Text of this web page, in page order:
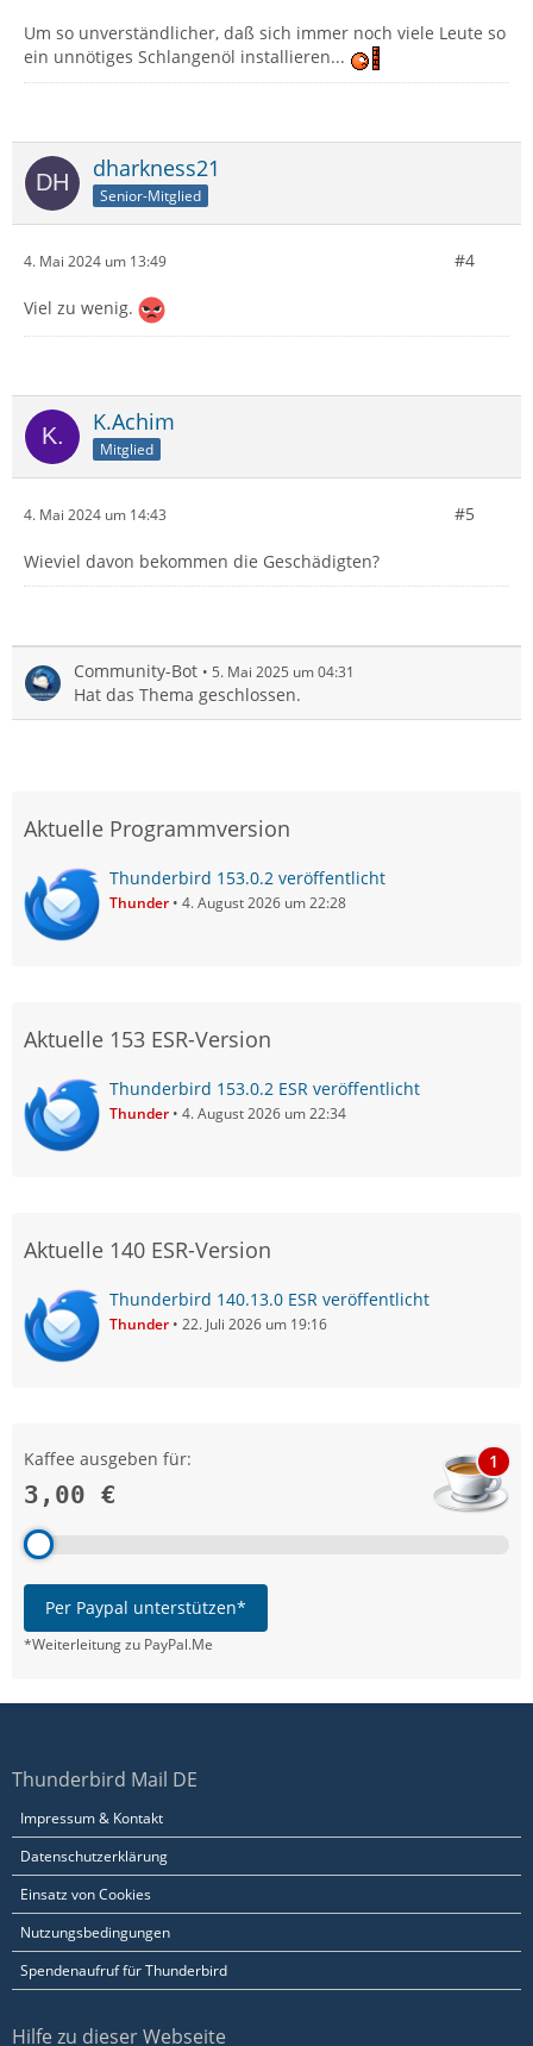
Um so unverständlicher, daß sich immer noch viele Leute so
ein unnötiges Schlangenöl installieren...
dharkness21
Senior-Mitglied
4. Mai 2024 um 13:49 #4
Viel zu wenig.
K.Achim
Mitglied
4. Mai 2024 um 14:43 #5
Wieviel davon bekommen die Geschädigten?
Community-Bot 5. Mai 2025 um 04:31
Hat das Thema geschlossen.
Aktuelle Programmversion
Thunderbird 153.0.2 veröffentlicht
Thunder 4. August 2026 um 22:28
Aktuelle 153 ESR-Version
Thunderbird 153.0.2 ESR veröffentlicht
Thunder 4. August 2026 um 22:34
Aktuelle 140 ESR-Version
Thunderbird 140.13.0 ESR veröffentlicht
Thunder 22. Juli 2026 um 19:16
Kaffee ausgeben für:
3,00 €
1
Per Paypal unterstützen*
*Weiterleitung zu PayPal.Me
Thunderbird Mail DE
Impressum & Kontakt
Datenschutzerklärung
Einsatz von Cookies
Nutzungsbedingungen
Spendenaufruf für Thunderbird
Hilfe zu dieser Webseite